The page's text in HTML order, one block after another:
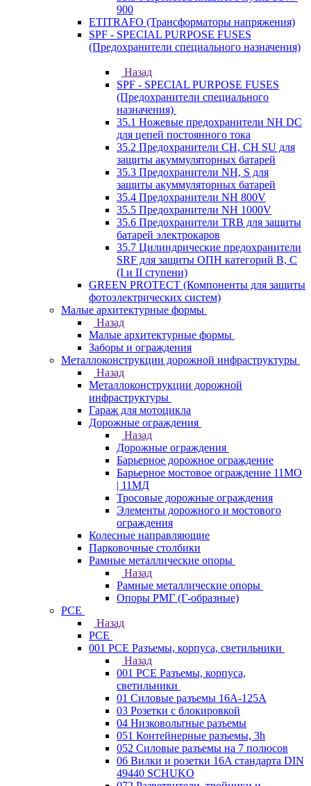
900
ETITRAFO (Трансформаторы напряжения)
SPF - SPECIAL PURPOSE FUSES
(Предохранители специального назначения)
Назад
SPF - SPECIAL PURPOSE FUSES
(Предохранители специального
назначения)
35.1 Ножевые предохранители NH DC
для цепей постоянного тока
35.2 Предохранители CH, CH SU для
защиты акуммуляторных батарей
35.3 Предохранители NH, S для
защиты акуммуляторных батарей
35.4 Предохранители NH 800V
35.5 Предохранители NH 1000V
35.6 Предохранители TRB для защиты
батарей электрокаров
35.7 Цилиндрические предохранители
SRF для защиты ОПН категорий B, C
(I и II ступени)
GREEN PROTECT (Компоненты для защиты
фотоэлектрических систем)
Малые архитектурные формы
Назад
Малые архитектурные формы
Заборы и ограждения
Металлоконструкции дорожной инфраструктуры
Назад
Металлоконструкции дорожной
инфраструктуры
Гараж для мотоцикла
Дорожные ограждения
Назад
Дорожные ограждения
Барьерное дорожное ограждение
Барьерное мостовое ограждение 11МО
| 11МД
Тросовые дорожные ограждения
Элементы дорожного и мостового
ограждения
Колесные направляющие
Парковочные столбики
Рамные металлические опоры
Назад
Рамные металлические опоры
Опоры РМГ (Г-образные)
PCE
Назад
PCE
001 PCE Разъемы, корпуса, светильники
Назад
001 PCE Разъемы, корпуса,
светильники
01 Силовые разъемы 16А-125А
03 Розетки с блокировкой
04 Низковольтные разъемы
051 Контейнерные разъемы, 3h
052 Силовые разъемы на 7 полюсов
06 Вилки и розетки 16A стандарта DIN
49440 SCHUKO